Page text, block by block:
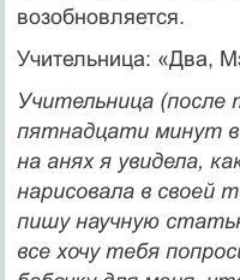
возобновляется.
Учительница: «Два,
Учительница (после
пятнадцати минут
на анях я увидела,
нарисовала в своей
пишу научную
все хочу тебя